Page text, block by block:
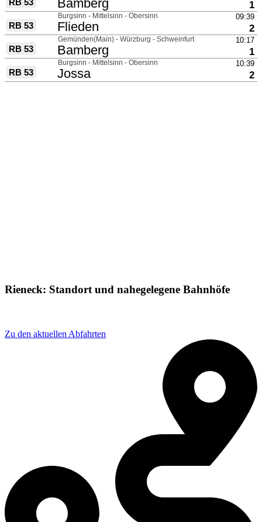
Rieneck: Standort und nahegelegene Bahnhöfe
Zu den aktuellen Abfahrten